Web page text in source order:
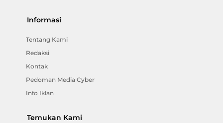
Informasi
Tentang Kami
Redaksi
Kontak
Pedoman Media Cyber
Info Iklan
Temukan Kami